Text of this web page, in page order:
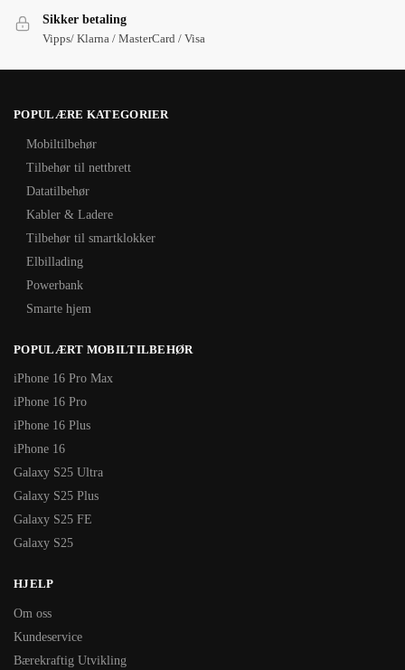
Sikker betaling
Vipps/ Klarna / MasterCard / Visa
POPULÆRE KATEGORIER
Mobiltilbehør
Tilbehør til nettbrett
Datatilbehør
Kabler & Ladere
Tilbehør til smartklokker
Elbillading
Powerbank
Smarte hjem
POPULÆRT MOBILTILBEHØR
iPhone 16 Pro Max
iPhone 16 Pro
iPhone 16 Plus
iPhone 16
Galaxy S25 Ultra
Galaxy S25 Plus
Galaxy S25 FE
Galaxy S25
HJELP
Om oss
Kundeservice
Bærekraftig Utvikling